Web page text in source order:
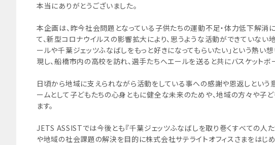
本当にありがとうございました。
本企画は、昨今社会問題となっている子供たちの運動不足・体力低下解消
て、新型コロナウイルスの影響拡大により、思うような活動ができていない
ールや千葉ジェッツふなばしをもっと好きになってもらいたい」という熱
現し、船橋市内の高校を訪れ、選手たちへエールを送ると共にバスケットボ
日頃から地域に支えられながら活動をしている事への感謝や恩返しとい
ームとして子どもたちの心身ともに健全な未来のためや、地域の方々や子
ます。
JETS ASSISTでは今後とも『千葉ジェッツふなばしを取り巻くすべての人
や地域の社会課題の解決を目的に株式会社サテライトオフィスさまをはじ